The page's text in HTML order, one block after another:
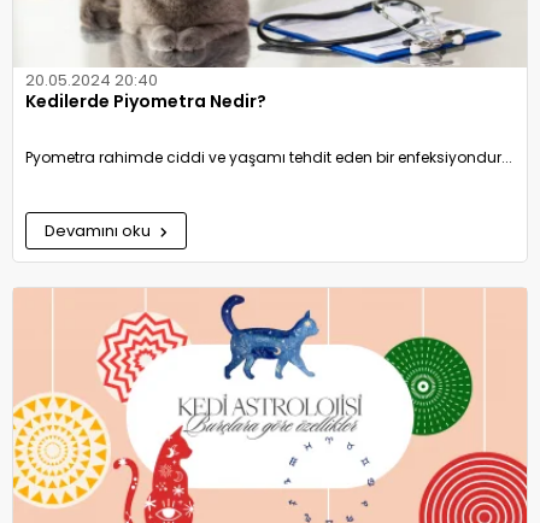
20.05.2024 20:40
Kedilerde Piyometra Nedir?
Pyometra rahimde ciddi ve yaşamı tehdit eden bir enfeksiyondur...
Devamını oku